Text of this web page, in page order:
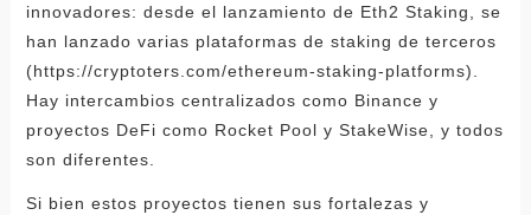
innovadores: desde el lanzamiento de Eth2 Staking, se
han lanzado varias plataformas de staking de terceros
(https://cryptoters.com/ethereum-staking-platforms).
Hay intercambios centralizados como Binance y
proyectos DeFi como Rocket Pool y StakeWise, y todos
son diferentes.
Si bien estos proyectos tienen sus fortalezas y